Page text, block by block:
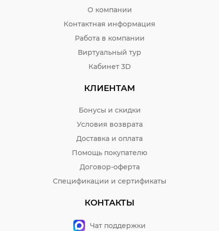
О компании
Контактная информация
Работа в компании
Виртуальный тур
Кабинет 3D
КЛИЕНТАМ
Бонусы и скидки
Условия возврата
Доставка и оплата
Помощь покупателю
Договор-оферта
Спецификации и сертификаты
КОНТАКТЫ
Чат поддержки